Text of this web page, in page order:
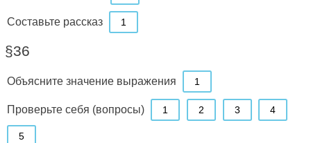
Составьте рассказ 1
§36
Объясните значение выражения 1
Проверьте себя (вопросы) 1 2 3 4
5